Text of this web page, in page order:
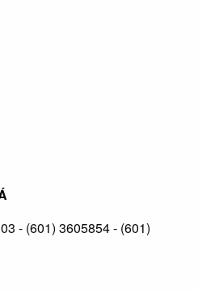
- (601) 3605854 - (601)